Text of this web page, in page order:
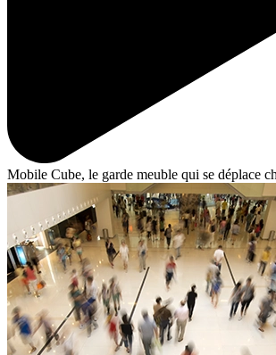
Mobile Cube, le garde meuble qui se déplace